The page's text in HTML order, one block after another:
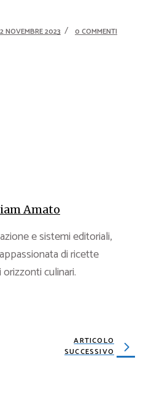
NOVEMBRE 2023 0 COMMENTI
Amato
e sistemi editoriali,
di ricette
culinari.
ARTICOLO
SUCCESSIVO